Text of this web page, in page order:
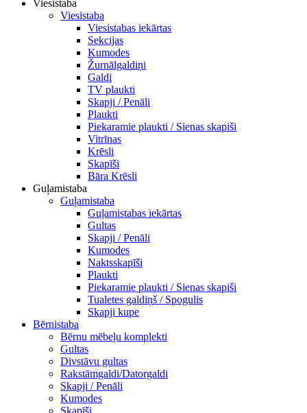
Viesistaba
Viesistaba
Viesistabas iekārtas
Sekcijas
Kumodes
Žurnālgaldiņi
Galdi
TV plaukti
Skapji / Penāli
Plaukti
Piekaramie plaukti / Sienas skapiši
Vitrīnas
Krēsli
Skapīši
Bāra Krēsli
Guļamistaba
Guļamistaba
Guļamistabas iekārtas
Gultas
Skapji / Penāli
Kumodes
Naktsskapīši
Plaukti
Piekaramie plaukti / Sienas skapiši
Tualetes galdiņš / Spogulis
Skapji kupe
Bērnistaba
Bērnu mēbeļu komplekti
Gultas
Divstāvu gultas
Rakstāmgaldi/Datorgaldi
Skapji / Penāli
Kumodes
Skapīši